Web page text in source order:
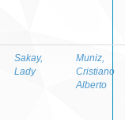
Sakay,
Lady
Muniz,
Cristiano
Alberto